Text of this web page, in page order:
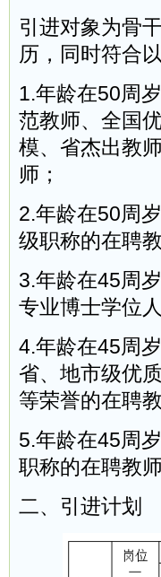
引进对象为骨
历，同时符合
1.年龄在50周
范教师、全国
模、省杰出教
师；
2.年龄在50周
级职称的在聘教
3.年龄在45周
专业博士学位人
4.年龄在45周
省、地市级优
等荣誉的在聘教
5.年龄在45周
职称的在聘教师
二、引进计划